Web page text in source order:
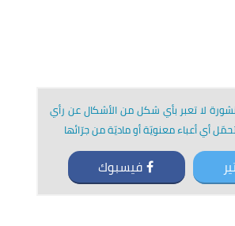
لا تعبر بأي شكل من الأشكال عن رأي
أي أعباء معنويّة أو ماديّة من جرّائها
فيسبوك